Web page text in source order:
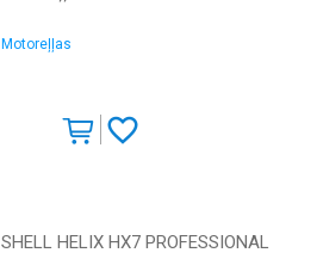
Motoreļļas
SHELL HELIX HX7 PROFESSIONAL